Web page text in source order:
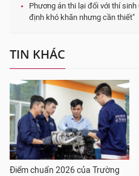
Phương án thi lại đối với thí sinh
định khó khăn nhưng cần thiết"
TIN KHÁC
Điểm chuẩn 2026 của Trường